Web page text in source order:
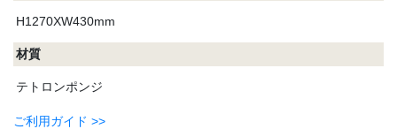
H1270XW430mm
材質
テトロンポンジ
ご利用ガイド >>